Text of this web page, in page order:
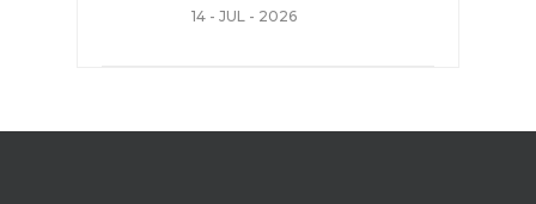
14 - JUL - 2026